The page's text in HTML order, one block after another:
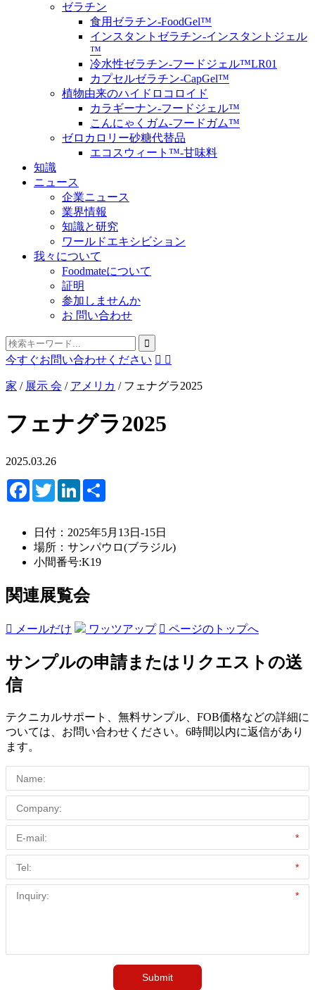
ゼラチン
食用ゼラチン-FoodGel™
インスタントゼラチン-インスタントジェル
™
冷水性ゼラチン-フードジェル™LR01
カプセルゼラチン-CapGel™
植物由来のハイドロコロイド
カラギーナン-フードジェル™
こんにゃくガム-フードガム™
ゼロカロリー砂糖代替品
エコスウィート™-甘味料
知識
ニュース
企業ニュース
業界情報
知識と研究
ワールドエキシビション
我々について
Foodmateについて
証明
参加しませんか
お 問い合わせ
今すぐお問い合わせください  
家 / 展示 会 / アメリカ / フェナグラ2025
フェナグラ2025
2025.03.26
FacebookTwitterLinkedIn
日付： 2025年5月13日-15日
場所： サンパウロ(ブラジル)
小間番号:K19
関連展覧会
 メールだけ ワッツアップ  ページのトップへ
サンプルの申請またはリクエストの送
信
テクニカルサポート、無料サンプル、FOB価格などの詳細に
ついては、お問い合わせください。6時間以内に返信があり
ます。